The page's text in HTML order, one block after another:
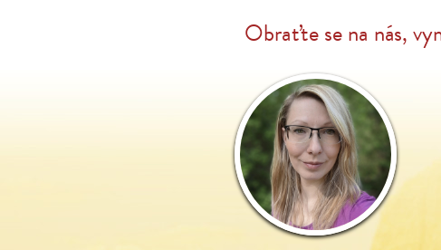
Obraťte se na nás,